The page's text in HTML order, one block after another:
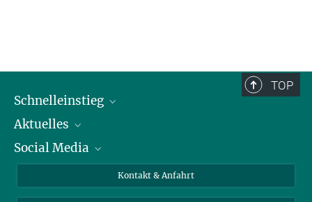
TOP
Schnelleinstieg
Personen
Pressebereich
Aktuelles
Stellenangebote
Social Media
X
Kontakt & Anfahrt